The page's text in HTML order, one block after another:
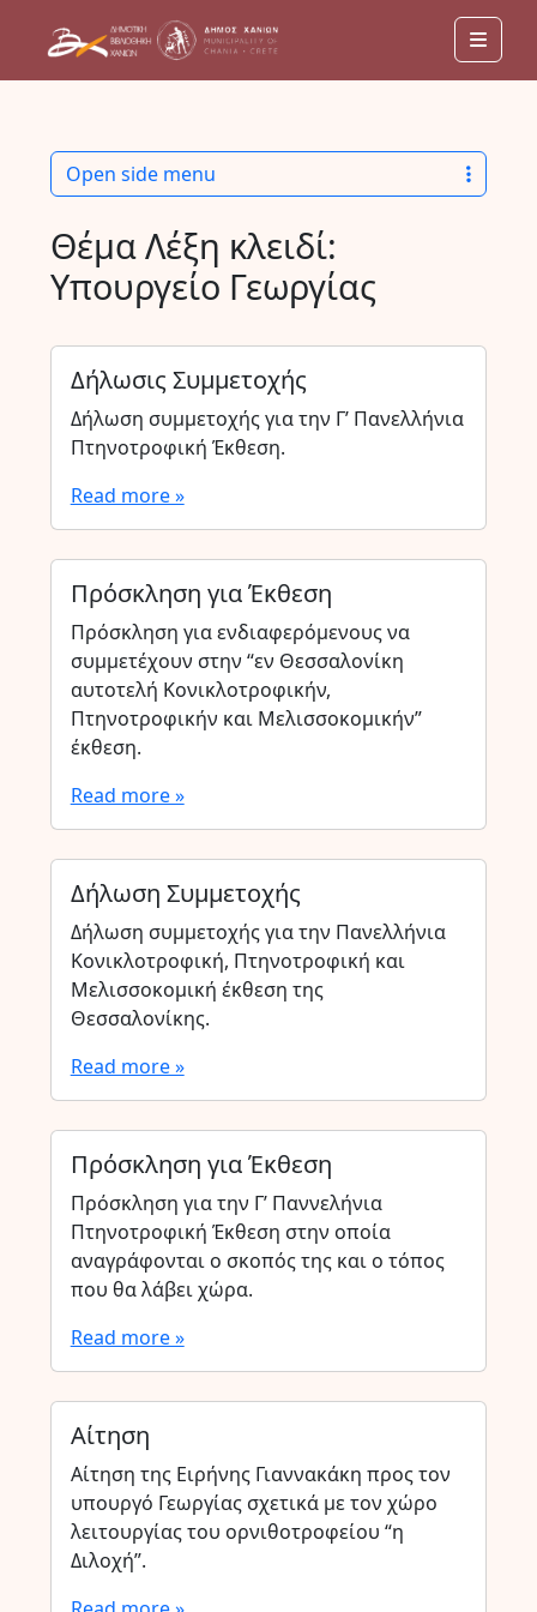
Θέμα Λέξη κλειδί:
Υπουργείο Γεωργίας
Δήλωσις Συμμετοχής
Δήλωση συμμετοχής για την Γ’ Πανελλήνια
Πτηνοτροφική Έκθεση.
Read more »
Πρόσκληση για Έκθεση
Πρόσκληση για ενδιαφερόμενους να
συμμετέχουν στην “εν Θεσσαλονίκη
αυτοτελή Κονικλοτροφικήν,
Πτηνοτροφικήν και Μελισσοκομικήν”
έκθεση.
Read more »
Δήλωση Συμμετοχής
Δήλωση συμμετοχής για την Πανελλήνια
Κονικλοτροφική, Πτηνοτροφική και
Μελισσοκομική έκθεση της
Θεσσαλονίκης.
Read more »
Πρόσκληση για Έκθεση
Πρόσκληση για την Γ’ Παννελήνια
Πτηνοτροφική Έκθεση στην οποία
αναγράφονται ο σκοπός της και ο τόπος
που θα λάβει χώρα.
Read more »
Αίτηση
Αίτηση της Ειρήνης Γιαννακάκη προς τον
υπουργό Γεωργίας σχετικά με τον χώρο
λειτουργίας του ορνιθοτροφείου “η
Διλοχή”.
Open side menu